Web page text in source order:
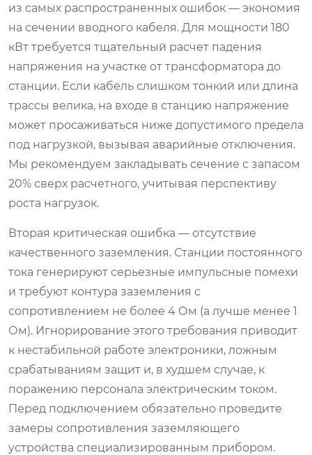
из самых распространенных ошибок — экономия
на сечении вводного кабеля. Для мощности 180
кВт требуется тщательный расчет падения
напряжения на участке от трансформатора до
станции. Если кабель слишком тонкий или длина
трассы велика, на входе в станцию напряжение
может просаживаться ниже допустимого предела
под нагрузкой, вызывая аварийные отключения.
Мы рекомендуем закладывать сечение с запасом
20% сверх расчетного, учитывая перспективу
роста нагрузок.
Вторая критическая ошибка — отсутствие
качественного заземления. Станции постоянного
тока генерируют серьезные импульсные помехи
и требуют контура заземления с
сопротивлением не более 4 Ом (а лучше менее 1
Ом). Игнорирование этого требования приводит
к нестабильной работе электроники, ложным
срабатываниям защит и, в худшем случае, к
поражению персонала электрическим током.
Перед подключением обязательно проведите
замеры сопротивления заземляющего
устройства специализированным прибором.